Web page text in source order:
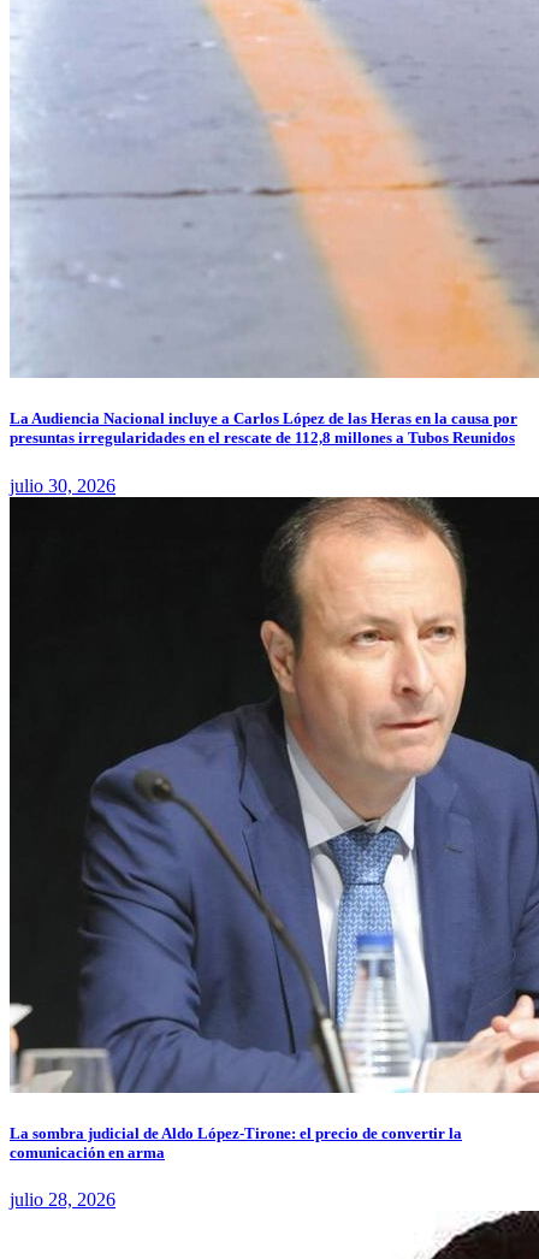
La Audiencia Nacional incluye a Carlos López de las Heras en la causa por
presuntas irregularidades en el rescate de 112,8 millones a Tubos Reunidos
julio 30, 2026
La sombra judicial de Aldo López-Tirone: el precio de convertir la
comunicación en arma
julio 28, 2026